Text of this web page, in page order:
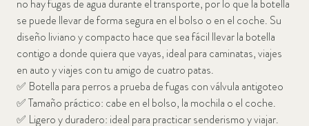
no hay fugas de agua durante el transporte, por lo que la botella
se puede llevar de forma segura en el bolso o en el coche. Su
diseño liviano y compacto hace que sea fácil llevar la botella
contigo a donde quiera que vayas, ideal para caminatas, viajes
en auto y viajes con tu amigo de cuatro patas.
✅ Botella para perros a prueba de fugas con válvula antigoteo
✅Tamaño práctico: cabe en el bolso, la mochila o el coche.
✅ Ligero y duradero: ideal para practicar senderismo y viajar.